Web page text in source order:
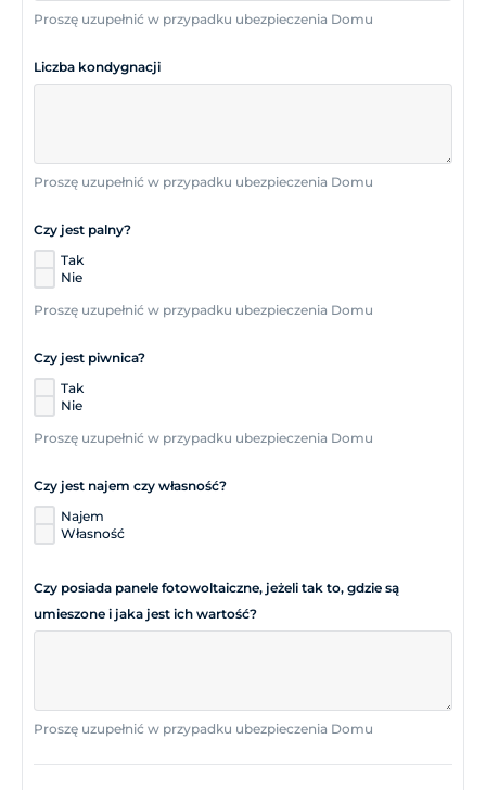
Proszę uzupełnić w przypadku ubezpieczenia Domu
Liczba kondygnacji
Proszę uzupełnić w przypadku ubezpieczenia Domu
Czy jest palny?
Tak
Nie
Proszę uzupełnić w przypadku ubezpieczenia Domu
Czy jest piwnica?
Tak
Nie
Proszę uzupełnić w przypadku ubezpieczenia Domu
Czy jest najem czy własność?
Najem
Własność
Czy posiada panele fotowoltaiczne, jeżeli tak to, gdzie są
umieszone i jaka jest ich wartość?
Proszę uzupełnić w przypadku ubezpieczenia Domu